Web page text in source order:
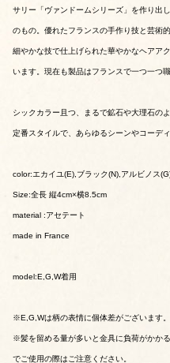
サリー「ヴァンドームシリーズ」を作り出
のもの。優れたフランスの手作り技と芸術
細やかな技で仕上げられた華やかなヘアア
います。現在も製品はフランスで一つ一つ
シックカラー且つ、まるで鉱石や大理石の
定番スタイルで、あらゆるシーンやコーデ
color:エカイユ(E),ブラック(N),アルビノス
Size:全長 縦4cm×横8.5cm
material :アセテート
made in France
model:E,G,W着用
※E,G,Wは柄の表情に個体差がございます。
※髪を留める量が多いと金具に負荷がかか
でご使用の際はご注意ください。